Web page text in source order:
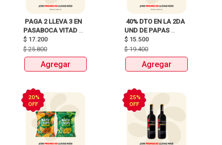
PAGA 2 LLEVA 3 EN
PASABOCA VITAD
$ 17.200
$25.800
Agregar
40% DTO EN LA 2DA
UND DE PAPAS
MARGARITA RECETA
CLASICA X 120G Y
115G
$ 15.500
$19.400
Agregar
20%
OFF
25%
OFF